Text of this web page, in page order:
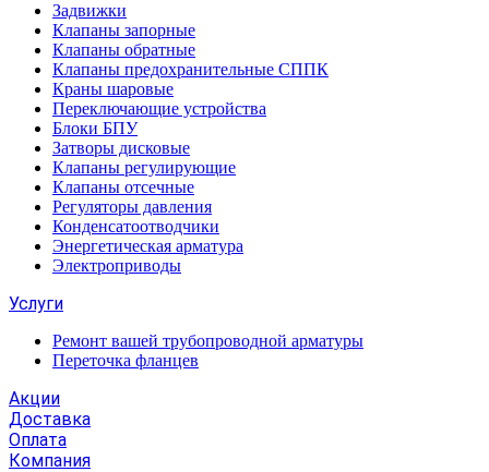
Задвижки
Клапаны запорные
Клапаны обратные
Клапаны предохранительные СППК
Краны шаровые
Переключающие устройства
Блоки БПУ
Затворы дисковые
Клапаны регулирующие
Клапаны отсечные
Регуляторы давления
Конденсатоотводчики
Энергетическая арматура
Электроприводы
Услуги
Ремонт вашей трубопроводной арматуры
Переточка фланцев
Акции
Доставка
Оплата
Компания